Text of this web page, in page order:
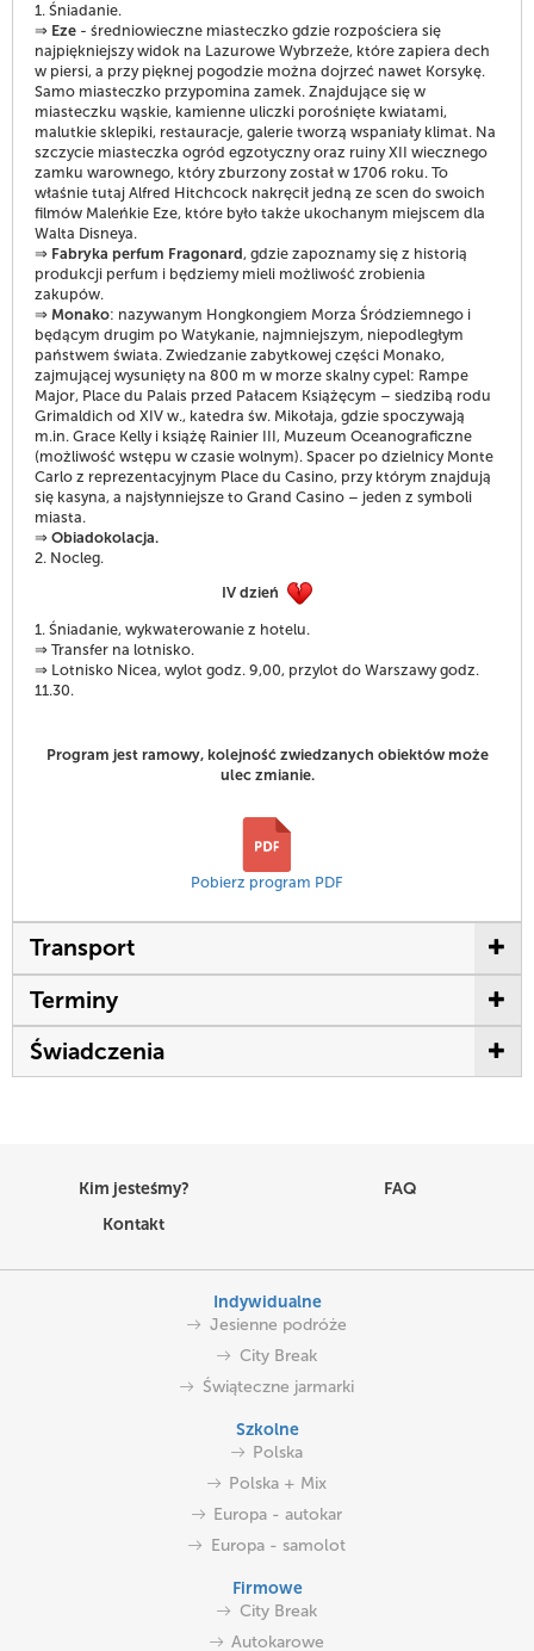
1. Śniadanie.
⇒ Eze- średniowieczne miasteczko gdzie rozpościera się
najpiękniejszy widok na Lazurowe Wybrzeże, które zapiera dech
w piersi, a przy pięknej pogodzie można dojrzeć nawet Korsykę.
Samo miasteczko przypomina zamek. Znajdujące się w
miasteczku wąskie, kamienne uliczki porośnięte kwiatami,
malutkie sklepiki, restauracje, galerie tworzą wspaniały klimat. Na
szczycie miasteczka ogród egzotyczny oraz ruiny XII wiecznego
zamku warownego, który zburzony został w 1706 roku. To
właśnie tutaj Alfred Hitchcock nakręcił jedną ze scen do swoich
filmów Maleńkie Eze, które było także ukochanym miejscem dla
Walta Disneya.
⇒ Fabryka perfum Fragonard, gdzie zapoznamy się z historią
produkcji perfum i będziemy mieli możliwość zrobienia
zakupów.
⇒ Monako: nazywanym Hongkongiem Morza Śródziemnego i
będącym drugim po Watykanie, najmniejszym, niepodległym
państwem świata. Zwiedzanie zabytkowej części Monako,
zajmującej wysunięty na 800 m w morze skalny cypel: Rampe
Major, Place du Palais przed Pałacem Książęcym – siedzibą rodu
Grimaldich od XIV w., katedra św. Mikołaja, gdzie spoczywają
m.in. Grace Kelly i książę Rainier III, Muzeum Oceanograficzne
(możliwość wstępu w czasie wolnym). Spacer po dzielnicy Monte
Carlo z reprezentacyjnym Place du Casino, przy którym znajdują
się kasyna, a najsłynniejsze to Grand Casino – jeden z symboli
miasta.
⇒ Obiadokolacja.
2. Nocleg.
IV dzień
1. Śniadanie, wykwaterowanie z hotelu.
⇒ Transfer na lotnisko.
⇒ Lotnisko Nicea, wylot godz. 9,00, przylot do Warszawy godz.
11.30.
Program jest ramowy, kolejność zwiedzanych obiektów może
ulec zmianie.
Pobierz program PDF
Transport
Terminy
Świadczenia
Kim jesteśmy?
FAQ
Kontakt
Indywidualne
Jesienne podróże
City Break
Świąteczne jarmarki
Szkolne
Polska
Polska + Mix
Europa - autokar
Europa - samolot
Firmowe
City Break
Autokarowe